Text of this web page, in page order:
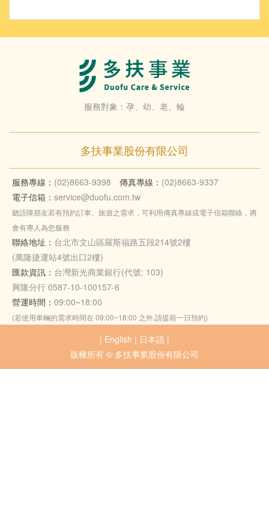
服務對象：孕、幼、老、輪
多扶事業股份有限公司
服務專線： (02)8663-9398 傳真專線： (02)8663-9337
電子信箱： service@duofu.com.tw
聽語障朋友若有預約訂車、旅遊之需求，可利用傳真專線或電子信箱聯絡，將
會有專人為您服務
聯絡地址： 台北市文山區羅斯福路五段214號2樓
(萬隆捷運站4號出口2樓)
匯款資訊： 台灣新光商業銀行(代號: 103)
興隆分行 0587-10-100157-6
營運時間： 09:00~18:00
(若使用車輛的需求時間在 09:00~18:00 之外,請提前一日預約)
| English | 日本語 |
版權所有 © 多扶事業股份有限公司